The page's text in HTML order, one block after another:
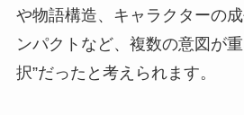
や物語構造、キャラクターの
ンパクトなど、複数の意図が
択”だったと考えられます。